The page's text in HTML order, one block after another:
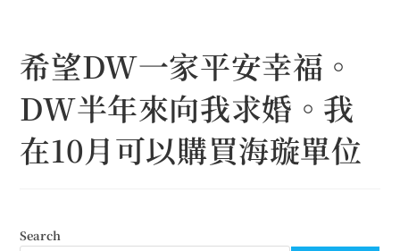
content希望DW一家平安幸福。
DW半年來向我求婚。我
在10月可以購買海璇單位
Search